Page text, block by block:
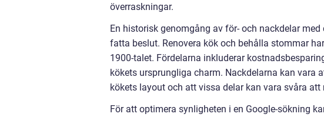
överraskningar.
En historisk genomgång av för- och nackdelar
fatta beslut. Renovera kök och behålla stommar
1900-talet. Fördelarna inkluderar
kökets ursprungliga charm. Nackdelarna kan
kökets layout och att vissa delar kan vara svåra
För att optimera synligheten i en Google-sökning